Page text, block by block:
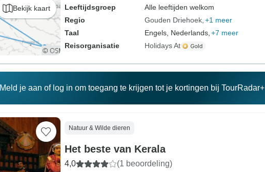
Bekijk kaart
Leeftijdsgroep
Alle leeftijden welkom
Regio
Gouden Driehoek +1 meer
Taal
Engels, Nederlands, +7 meer
Reisorganisatie
Holidays At
Meld je aan of log in om toegang te krijgen tot je kortingen bij TourRadar+
Natuur & Wilde dieren
Het beste van Kerala
4,0 (1 beoordeling)